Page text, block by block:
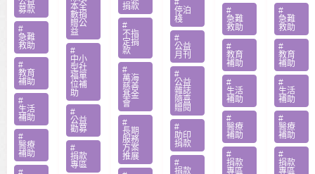
家庭扶
助專案
募款
#
急難
救助
#
教育
補助
#
生活
補助
#
醫療
補助
方案補
助專案
勸募活
動指定
捐款
本全
數捐
贈公
益
#
中小
型社
福單
位補
助
#
公益
勸募
#
捐款
專區
捐款
#
不指
定捐
款
#
萬海
慈善
基金
會
#
長期
服務
方案
推展
#
停泊
棧
#
公益
月刊
#
公益
雜誌
隨喜
贈閱
#
助印
捐款
#
捐款
男童骨
肉癌截
肢化療
受暴單
親媽照
顧陷困
#
急難
救助
#
教育
補助
#
生活
補助
#
醫療
補助
#
捐款
專區
20歲女
罹肺部
罕病
父兼多
份工愁
醫費
#
急難
救助
#
教育
補助
#
生活
補助
#
醫療
補助
#
捐款
專區